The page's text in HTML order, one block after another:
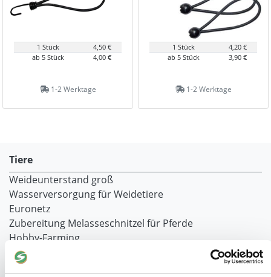
1 Stück
4,50 €
ab 5 Stück
4,00 €
1-2 Werktage
1 Stück
4,20 €
ab 5 Stück
3,90 €
1-2 Werktage
Tiere
Weideunterstand groß
Wasserversorgung für Weidetiere
Euronetz
Zubereitung Melasseschnitzel für Pferde
Hobby-Farming
Grundlagen der Hühnerhaltung
Tiere Landwirtschaft